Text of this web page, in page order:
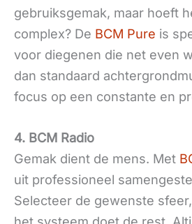
gebruiksgemak, maar hoeft
complex? De BCM Pure is
voor diegenen die net even
dan standaard
focus op een constante en
4. BCM Radio
Gemak dient de mens. Met
uit professioneel
Selecteer de gewenste